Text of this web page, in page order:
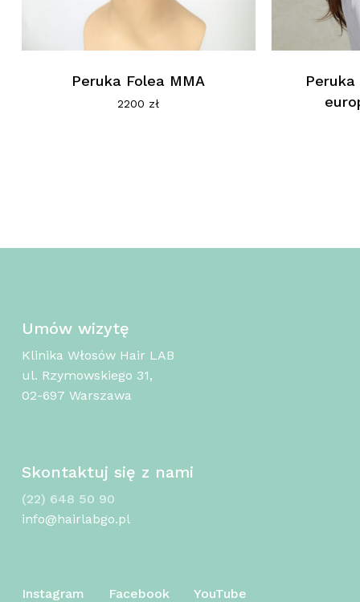
Peruka Folea MMA
2200 zł
Peruka
Umów wizytę
Klinika Włosów Hair LAB
ul. Rzymowskiego 31,
02-697 Warszawa
Skontaktuj się z nami
(22) 648 50 90
info@hairlabgo.pl
Instagram Facebook YouTube